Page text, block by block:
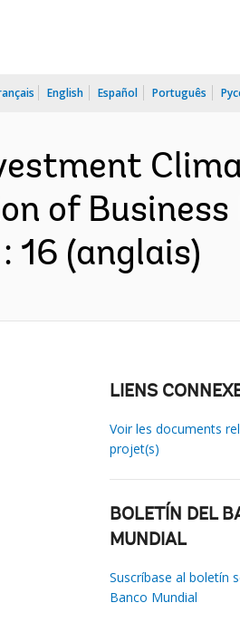
English Español Português
of Business
16 (anglais)
LIENS
Voir les documents
projet(s)
BOLETÍN DEL
MUNDIAL
Suscríbase al boletín
Banco Mundial